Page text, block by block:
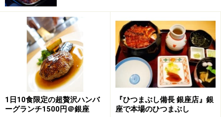
1日10食限定の超贅沢ハンバ
ーグランチ1500円＠銀座
『ひつまぶし備長 銀座店』銀
座で本場のひつまぶし